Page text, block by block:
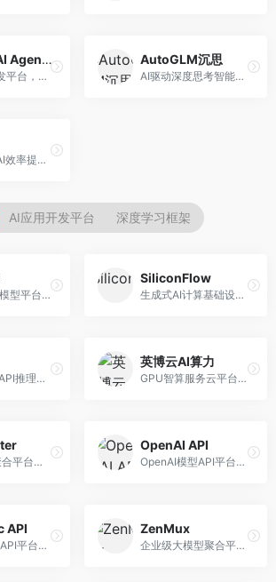
Wonder AI Agents
AI智能体开发平台，专注于低代码智能体创建。面向开发者，提供可视化开发、模板库、部署服务等功能，开发门槛低。
AutoGLM沉思
AI驱动深度思考智能体，专注于复杂推理任务。面向高级用户，提供深度分析、逻辑推理、决策支持等服务，推理能力强。
Powerdrill AI效率提升平台，专注于企业智能化。面向企业用户，提供智能体创建、流程自动化、数据分析等服务，企业效率提升显著。
AI应用开发平台 深度学习框架
智谱GLM大模型平台，提供API调用与模型服务。面向开发者和企业用户，提供GLM系列模型API、微调服务、应用开发工具等，开源生态完善。
SiliconFlow
生成式AI计算基础设施平台，专注于模型推理服务。面向开发者和企业，提供多模型API、高性能推理、成本优化等服务，推理性价比高。
DeepSeek API推理平台，专注于DeepSeek模型服务。面向开发者，提供DeepSeek模型API、高性能推理、低成本服务，推理效率高。
英博云AI算力
GPU智算服务云平台，专注于AI算力租赁。面向AI研究者和企业，提供GPU租赁、模型训练、推理服务等，算力资源丰富。
AI模型API聚合平台，整合多种主流大模型。面向开发者，提供统一API接口、模型对比、成本优化等服务，模型选择灵活。
OpenAI API
OpenAI模型API平台，提供GPT系列模型服务。面向开发者，提供模型API、微调服务、Assistants API等，是AI开发领域的基础设施。
API
Claude模型API平台，专注于安全可靠的AI服务。面向开发者，提供Claude系列模型API、安全特性、企业级服务等，API质量高。
ZenMux
企业级大模型聚合平台，专注于企业AI服务。面向企业用户，提供多模型管理、安全合规、成本优化等服务，企业级功能完善。